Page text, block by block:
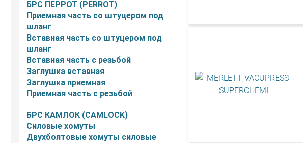
БРС ПЕРРОТ (PERROT)
Приемная часть со штуцером под
шланг
Вставная часть со штуцером под
шланг
Вставная часть с резьбой
Заглушка вставная
Заглушка приемная
Приемная часть с резьбой
БРС КАМЛОК (CAMLOCK)
Силовые хомуты
Двухболтовые хомуты силовые